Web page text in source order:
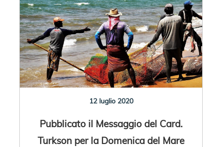
12 luglio 2020
Pubblicato il Messaggio del Card.
Turkson per la Domenica del Mare